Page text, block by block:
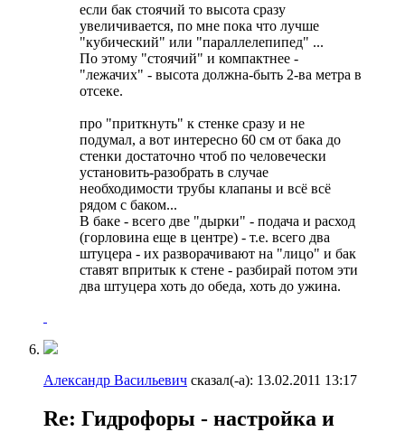
если бак стоячий то высота сразу
увеличивается, по мне пока что лучше
"кубический" или "параллелепипед" ...
По этому "стоячий" и компактнее -
"лежачих" - высота должна-быть 2-ва метра в
отсеке.
про "приткнуть" к стенке сразу и не
подумал, а вот интересно 60 см от бака до
стенки достаточно чтоб по человечески
установить-разобрать в случае
необходимости трубы клапаны и всё всё
рядом с баком...
В баке - всего две "дырки" - подача и расход
(горловина еще в центре) - т.е. всего два
штуцера - их разворачивают на "лицо" и бак
ставят впритык к стене - разбирай потом эти
два штуцера хоть до обеда, хоть до ужина.
Александр Васильевич сказал(-а): 13.02.2011 13:17
Re: Гидрофоры - настройка и